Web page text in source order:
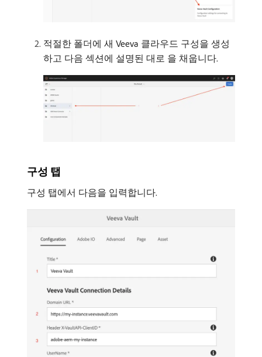
적절한 폴더에 새 Veeva 클라우드 구성을 생성
하고 다음 섹션에 설명된 대로 을 채웁니다.
구성 탭
구성 탭에서 다음을 입력합니다.